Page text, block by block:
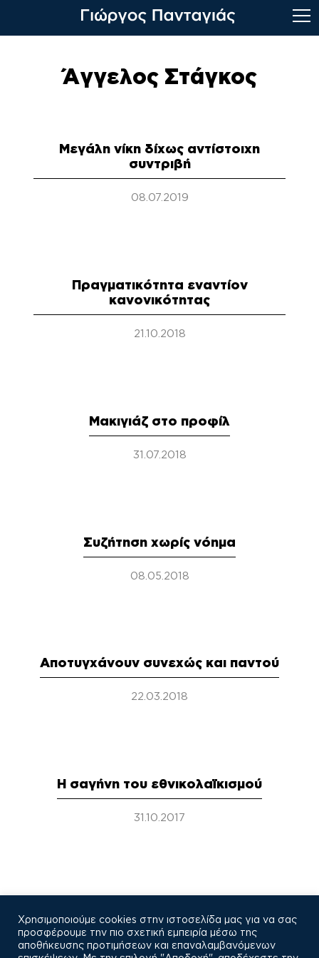
Άγγελος Στάγκος
Μεγάλη νίκη δίχως αντίστοιχη
συντριβή
08.07.2019
Πραγματικότητα εναντίον
κανονικότητας
21.10.2018
Μακιγιάζ στο προφίλ
31.07.2018
Συζήτηση χωρίς νόημα
08.05.2018
Αποτυγχάνουν συνεχώς και παντού
22.03.2018
Η σαγήνη του εθνικολαϊκισμού
31.10.2017
11.08.2017
Χρησιμοποιούμε cookies στην ιστοσελίδα μας για να σας
προσφέρουμε την πιο σχετική εμπειρία μέσω της
αποθήκευσης προτιμήσεων και επαναλαμβανόμενων